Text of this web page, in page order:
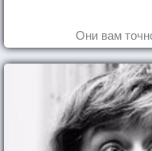
Они вам